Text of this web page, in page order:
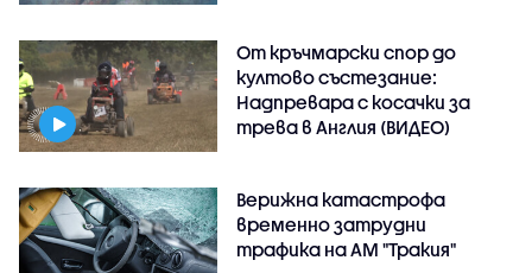
От кръчмарски спор до
култово състезание:
Надпревара с косачки за
трева в Англия (ВИДЕО)
Верижна катастрофа
временно затрудни
трафика на АМ "Тракия"